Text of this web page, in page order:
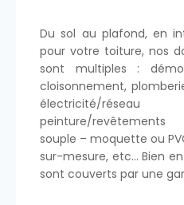
Du sol au plafond, en
pour votre toiture, nos
sont multiples :
cloisonnement,
électricité/
peinture/
souple – moquette ou
sur-mesure, etc… Bien
sont couverts par une